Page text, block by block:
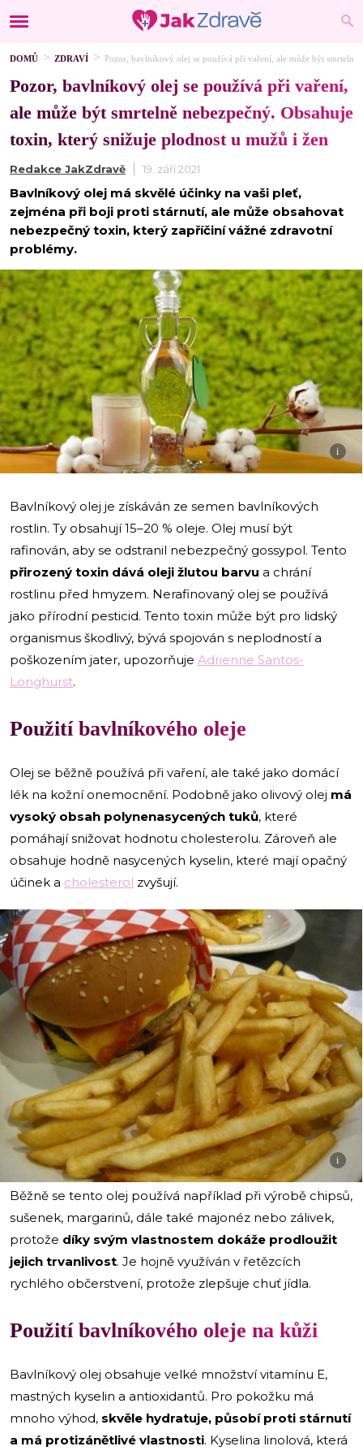
DOMŮ ZDRAVÍ Pozor, bavlníkový olej se používá při vaření, ale může být
Pozor, bavlníkový olej se používá při vaření,
ale může být smrtelně nebezpečný. Obsahuje
toxin, který snižuje plodnost u mužů i žen
Redakce JakZdravě 19. září 2021
Bavlníkový olej má skvělé účinky na vaši pleť,
zejména při boji proti stárnutí, ale může obsahovat
nebezpečný toxin, který zapříčiní vážné zdravotní
problémy.
i
Bavlníkový olej je získáván ze semen bavlníkových
rostlin. Ty obsahují 15–20 % oleje. Olej musí být
rafinován, aby se odstranil nebezpečný gossypol. Tento
přirozený toxin dává oleji žlutou barvu a chrání
rostlinu před hmyzem. Nerafinovaný olej se používá
jako přírodní pesticid. Tento toxin může být pro lidský
organismus škodlivý, bývá spojován s neplodností a
poškozením jater, upozorňuje Adrienne Santos-
Longhurst.
Použití bavlníkového oleje
Olej se běžně používá při vaření, ale také jako domácí
lék na kožní onemocnění. Podobně jako olivový olej má
vysoký obsah polynenasycených tuků, které
pomáhají snižovat hodnotu cholesterolu. Zároveň ale
obsahuje hodně nasycených kyselin, které mají opačný
účinek a cholesterol zvyšují.
i
Běžně se tento olej používá například při výrobě chipsů,
sušenek, margarinů, dále také majonéz nebo zálivek,
protože díky svým vlastnostem dokáže prodloužit
jejich trvanlivost. Je hojně využíván v řetězcích
rychlého občerstvení, protože zlepšuje chuť jídla.
Použití bavlníkového oleje na kůži
Bavlníkový olej obsahuje velké množství vitamínu E,
mastných kyselin a antioxidantů. Pro pokožku má
mnoho výhod, skvěle hydratuje, působí proti stárnutí
a má protizánětlivé vlastnosti. Kyselina linolová, která